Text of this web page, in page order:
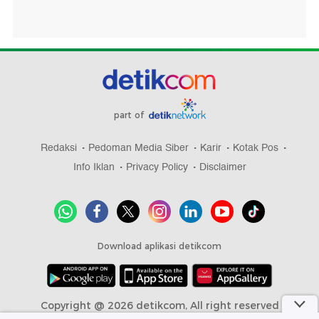
part of
Redaksi Pedoman Media Siber Karir
Kotak Pos
Info Iklan
Privacy Policy Disclaimer
Download aplikasi detikcom
Copyright @ 2026 detikcom, All right reserved